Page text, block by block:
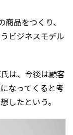
品をつくり、
ビジネスモデル
は、今後は顧客
なってくると考
したという。